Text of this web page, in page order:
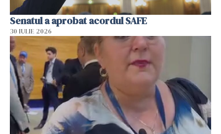
Senatul a aprobat acordul SAFE
30 IULIE 2026